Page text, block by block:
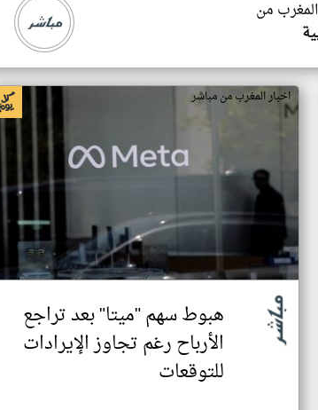
من
اخبار المغرب من مباشر
هبوط سهم "ميتا" بعد تراجع
الأرباح رغم تجاوز الإيرادات
للتوقعات